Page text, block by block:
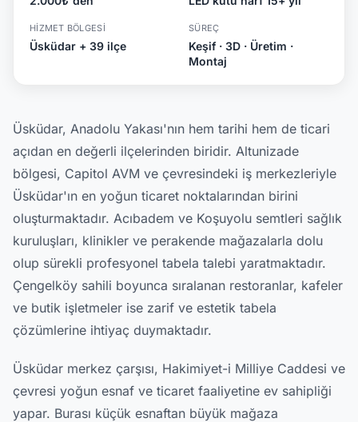
HIZMET BÖLGESI
Üsküdar + 39 ilçe
SÜREÇ
Keşif · 3D · Üretim ·
Montaj
Üsküdar, Anadolu Yakası'nın hem tarihi hem de ticari
açıdan en değerli ilçelerinden biridir. Altunizade
bölgesi, Capitol AVM ve çevresindeki iş merkezleriyle
Üsküdar'ın en yoğun ticaret noktalarından birini
oluşturmaktadır. Acıbadem ve Koşuyolu semtleri sağlık
kuruluşları, klinikler ve perakende mağazalarla dolu
olup sürekli profesyonel tabela talebi yaratmaktadır.
Çengelköy sahili boyunca sıralanan restoranlar, kafeler
ve butik işletmeler ise zarif ve estetik tabela
çözümlerine ihtiyaç duymaktadır.
Üsküdar merkez çarşısı, Hakimiyet-i Milliye Caddesi ve
çevresi yoğun esnaf ve ticaret faaliyetine ev sahipliği
yapar. Burası küçük esnaftan büyük mağaza